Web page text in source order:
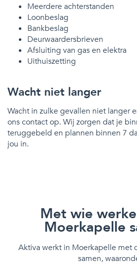
Meerdere achterstanden
Loonbeslag
Bankbeslag
Deurwaardersbrieven
Afsluiting van gas en elektra
Uithuiszetting
Wacht niet langer
Wacht in zulke gevallen niet langer
ons contact op. Wij zorgen dat je
teruggebeld en plannen binnen 7
jou in.
Met wie
Moerkapelle
Aktiva werkt in Moerkapelle met
samen,